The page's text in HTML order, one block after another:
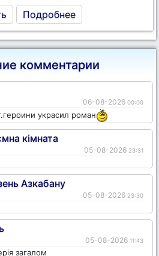
Подробнее
комментарии
06-08-2026 00:00
украсил роман
кімната
05-08-2026 23:31
Азкабану
05-08-2026 23:30
05-08-2026 11:43
загалом